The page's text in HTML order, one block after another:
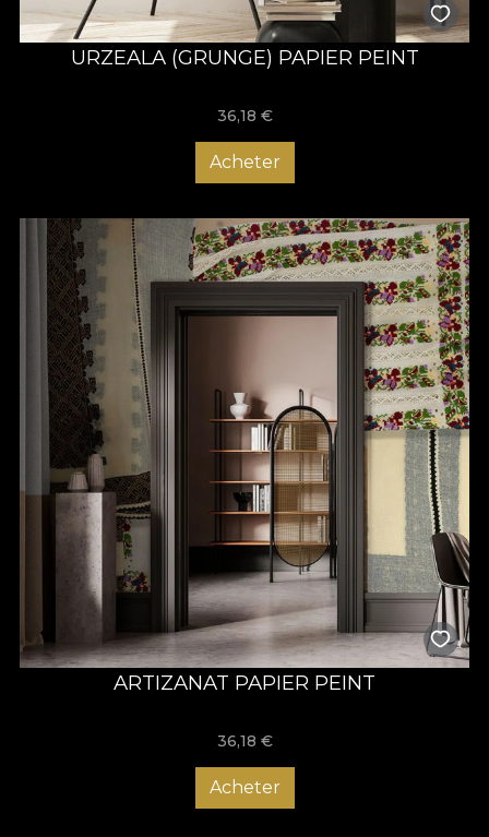
URZEALA (GRUNGE) PAPIER PEINT
36,18 €
Acheter
ARTIZANAT PAPIER PEINT
36,18 €
Acheter